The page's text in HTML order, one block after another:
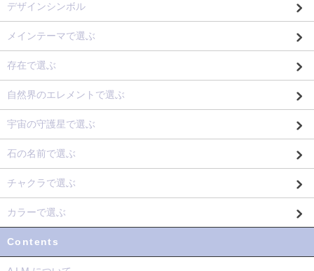
デザインシンボル
メインテーマで選ぶ
存在で選ぶ
自然界のエレメントで選ぶ
宇宙の守護星で選ぶ
石の名前で選ぶ
チャクラで選ぶ
カラーで選ぶ
Contents